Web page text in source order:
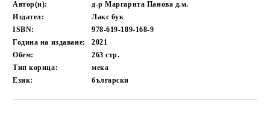
Автор(и):
д-р Маргарита Панова д.м.
Издател:
Лакс бук
ISBN:
978-619-189-168-9
Година на издаване:
2021
Обем:
263стр.
Тип корица:
мека
Език:
български